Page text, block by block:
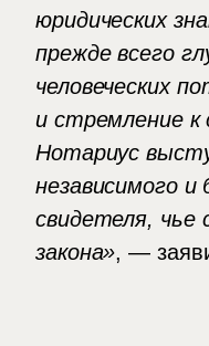
юридических
прежде всего
человеческих
и стремление к
Нотариус
независимого
свидетеля, чье
закона», —